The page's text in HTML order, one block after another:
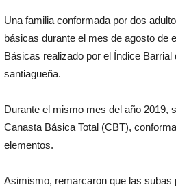
Una familia conformada por dos
básicas durante el mes de agosto de
Básicas realizado por el Índice
santiagueña.
Durante el mismo mes del año 2019,
Canasta Básica Total (CBT),
elementos.
Asimismo, remarcaron que las subas